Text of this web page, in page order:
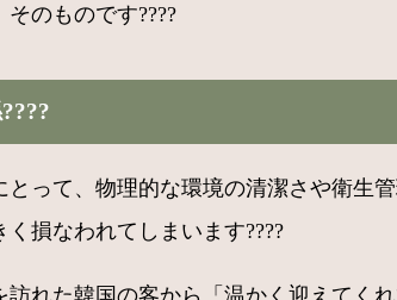
のものです????
って、物理的な環境の清潔さや衛生
損なわれてしまいます????